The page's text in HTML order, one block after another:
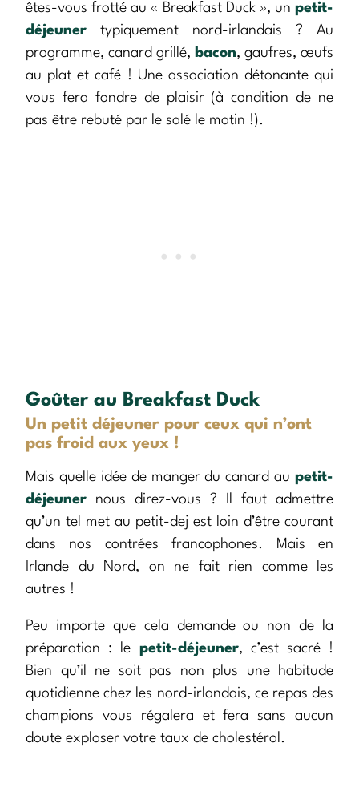
êtes-vous frotté au « Breakfast Duck », un petit-
déjeuner typiquement nord-irlandais ? Au
programme, canard grillé, bacon, gaufres, œufs
au plat et café ! Une association détonante qui
vous fera fondre de plaisir (à condition de ne
pas être rebuté par le salé le matin !).
Goûter au Breakfast Duck
Un petit déjeuner pour ceux qui n’ont
pas froid aux yeux !
Mais quelle idée de manger du canard au petit-
déjeuner nous direz-vous ? Il faut admettre
qu’un tel met au petit-dej est loin d’être courant
dans nos contrées francophones. Mais en
Irlande du Nord, on ne fait rien comme les
autres !
Peu importe que cela demande ou non de la
préparation : le petit-déjeuner, c’est sacré !
Bien qu’il ne soit pas non plus une habitude
quotidienne chez les nord-irlandais, ce repas des
champions vous régalera et fera sans aucun
doute exploser votre taux de cholestérol.